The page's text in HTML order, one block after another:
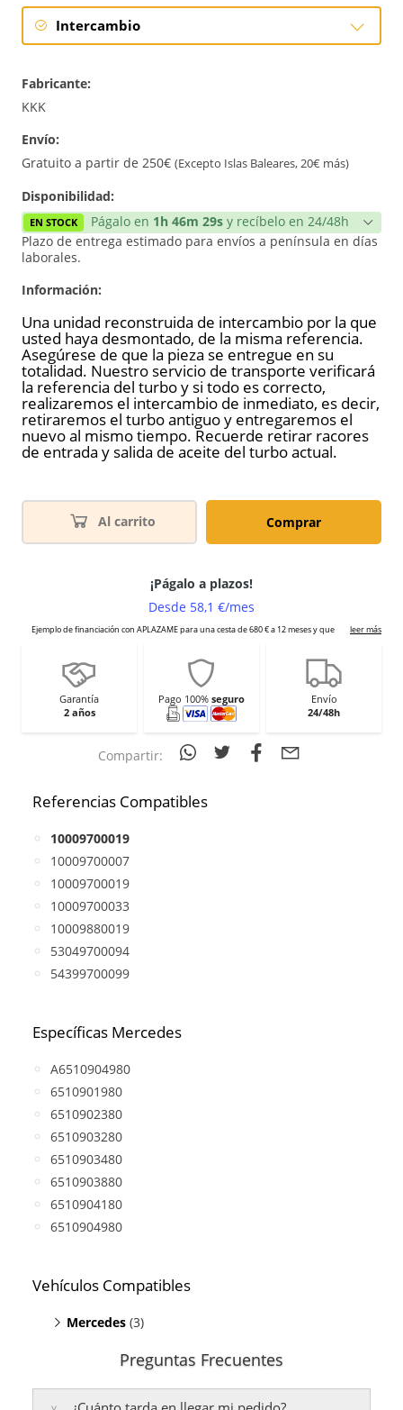
Intercambio
Fabricante:
KKK
Envío:
Gratuito a partir de 250€ (Excepto Islas Baleares, 20€ más)
Disponibilidad:
EN STOCK Págalo en 1h 46m 29s y recíbelo en 24/48h
Plazo de entrega estimado para envíos a península en días
laborales.
Información:
Una unidad reconstruida de intercambio por la que
usted haya desmontado, de la misma referencia.
Asegúrese de que la pieza se entregue en su
totalidad. Nuestro servicio de transporte verificará
la referencia del turbo y si todo es correcto,
realizaremos el intercambio de inmediato, es decir,
retiraremos el turbo antiguo y entregaremos el
nuevo al mismo tiempo. Recuerde retirar racores
de entrada y salida de aceite del turbo actual.
Al carrito Comprar
Garantía
2 años
Pago 100% seguro
Envío
24/48h
Compartir:
Referencias Compatibles
10009700019
10009700007
10009700019
10009700033
10009880019
53049700094
54399700099
Específicas Mercedes
A6510904980
6510901980
6510902380
6510903280
6510903480
6510903880
6510904180
6510904980
Vehículos Compatibles
Mercedes (3)
C250 W204(motor OM 651 DE 22 LA)
GLK 220 CDI X204(motor OM 651 DE 22 LA)
Preguntas Frecuentes